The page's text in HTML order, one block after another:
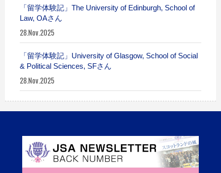
「留学体験記」The University of Edinburgh, School of
Law, OAさん
28.Nov.2025
「留学体験記」University of Glasgow, School of Social
& Political Sciences, SFさん
28.Nov.2025